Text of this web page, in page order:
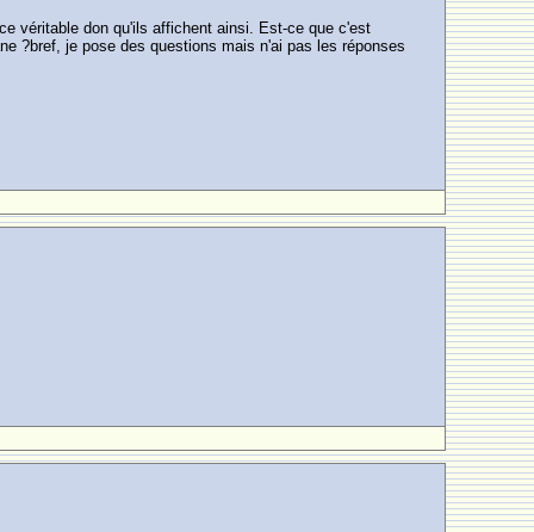
véritable don qu'ils affichent ainsi. Est-ce que c'est
?bref, je pose des questions mais n'ai pas les réponses